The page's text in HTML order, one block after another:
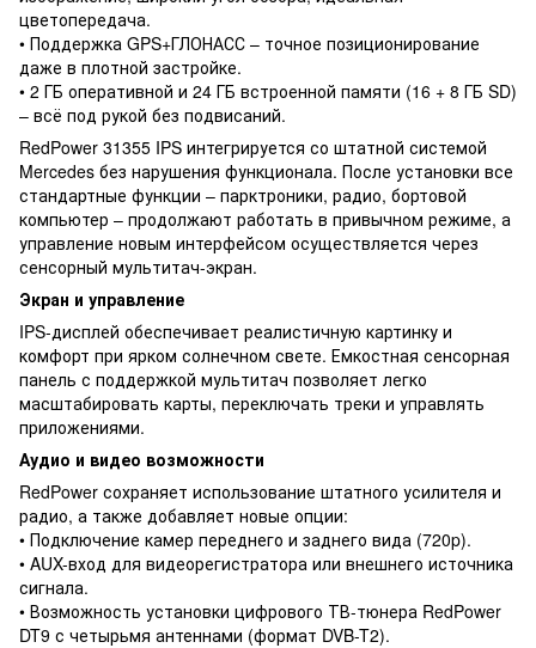
цветопередача.
• Поддержка GPS+ГЛОНАСС – точное позиционирование
даже в плотной застройке.
• 2 ГБ оперативной и 24 ГБ встроенной памяти (16 + 8 ГБ SD)
– всё под рукой без подвисаний.
RedPower 31355 IPS интегрируется со штатной системой
Mercedes без нарушения функционала. После установки все
стандартные функции – парктроники, радио, бортовой
компьютер – продолжают работать в привычном режиме, а
управление новым интерфейсом осуществляется через
сенсорный мультитач-экран.
Экран и управление
IPS-дисплей обеспечивает реалистичную картинку и
комфорт при ярком солнечном свете. Емкостная сенсорная
панель с поддержкой мультитач позволяет легко
масштабировать карты, переключать треки и управлять
приложениями.
Аудио и видео возможности
RedPower сохраняет использование штатного усилителя и
радио, а также добавляет новые опции:
• Подключение камер переднего и заднего вида (720p).
• AUX-вход для видеорегистратора или внешнего источника
сигнала.
• Возможность установки цифрового ТВ-тюнера RedPower
DT9 с четырьмя антеннами (формат DVB-T2).